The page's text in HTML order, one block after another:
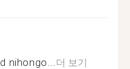
nihongo...더 보기